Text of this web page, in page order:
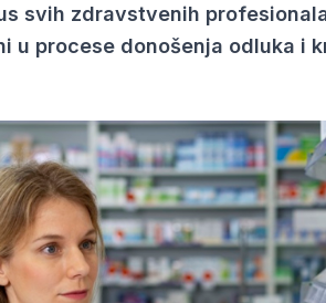
svih zdravstvenih
u procese donošenja odluka i